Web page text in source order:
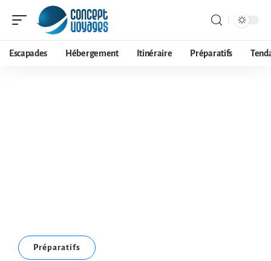
Escapades Hébergement Itinéraire Préparatifs
Préparatifs